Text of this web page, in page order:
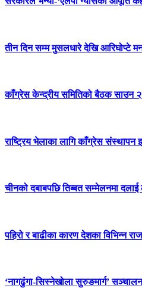
तीन दिन सम्म मुसलधारे देखि आरिघोप्टे
काँग्रेस केन्द्रीय समितिको बैठक साउन
राष्ट्रिय भेलाका लागि काँग्रेस
चीनको दबाबपछि तिब्बत सम्मेलनमा
पहिरो र बाढीका कारण देशका विभिन्न
‘नागढुंगा-सिस्नेखोला सुरुङमार्ग’